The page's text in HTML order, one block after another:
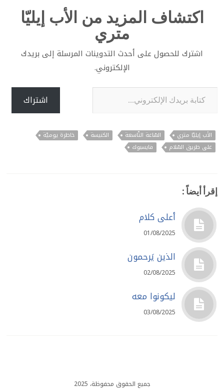
اكتشاف المزيد من الأب إيليّا
متري
اشترك للحصول على أحدث التدوينات المرسلة إلى بريدك
الإلكتروني.
كتابة بريدك الإلكتروني...
اشتراك
الأب إيليّا متري السّاعة التّاسعة الكنيسة
خاطرة يوميّة
على طريق السّلام
فايسبوك
إقرأ أيضاً :
أعلى كلام
01/08/2025
الذين يَرحمون
02/08/2025
ليكونوا معه
03/08/2025
جميع الحقوق محفوظة، 2025